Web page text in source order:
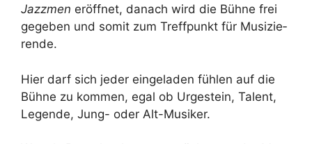
Jazz­men er­öff­net, da­nach wird die Büh­ne frei
ge­ge­ben und so­mit zum Treff­punkt für Mu­si­zie­
ren­de.
Hier darf sich je­der ein­ge­la­den füh­len auf die
Büh­ne zu kom­men, egal ob Ur­ge­stein, Ta­lent,
Le­gen­de, Jung- oder Alt-Mu­si­ker.